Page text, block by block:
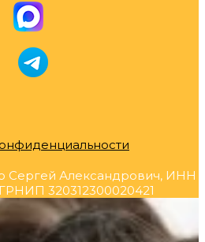
Сергей Александрович, ИНН
320312300020421